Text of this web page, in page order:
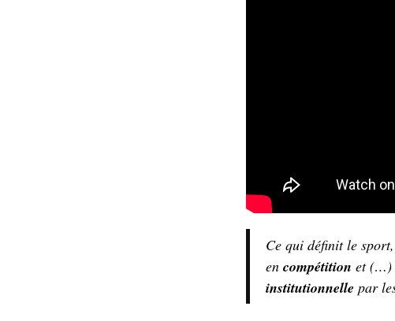
Ce qui définit le
en compétition et (…)
institutionnelle par